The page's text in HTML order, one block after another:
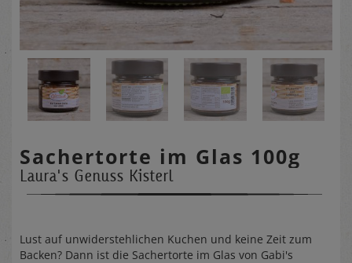
Sachertorte im Glas 100g
Laura's Genuss Kisterl
Lust auf unwiderstehlichen Kuchen und keine Zeit zum
Backen? Dann ist die Sachertorte im Glas von Gabi's